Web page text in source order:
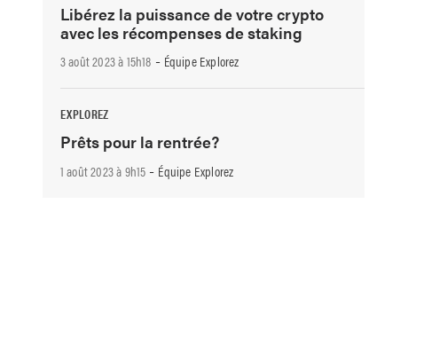
Libérez la puissance de votre crypto
avec les récompenses de staking
3 août 2023 à 15h18 - Équipe Explorez
EXPLOREZ
Prêts pour la rentrée?
1 août 2023 à 9h15 - Équipe Explorez